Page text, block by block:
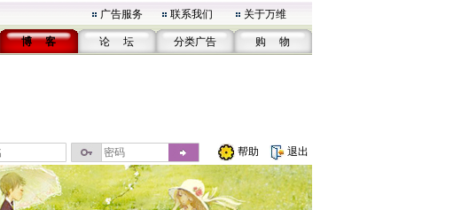
广告服务 联系我们 关于万维
博 客 论 坛 分类广告 购 物
帮助 退出